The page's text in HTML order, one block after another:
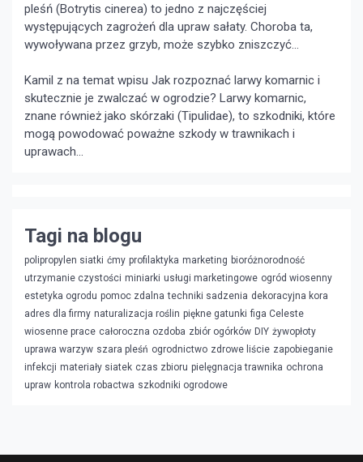
pleśń (Botrytis cinerea) to jedno z najczęściej
występujących zagrożeń dla upraw sałaty. Choroba ta,
wywoływana przez grzyb, może szybko zniszczyć...
Kamil z na temat wpisu Jak rozpoznać larwy komarnic i
skutecznie je zwalczać w ogrodzie? Larwy komarnic,
znane również jako skórzaki (Tipulidae), to szkodniki, które
mogą powodować poważne szkody w trawnikach i
uprawach...
Tagi na blogu
polipropylen siatki ćmy profilaktyka marketing bioróżnorodność
utrzymanie czystości miniarki usługi marketingowe ogród wiosenny
estetyka ogrodu pomoc zdalna techniki sadzenia dekoracyjna kora
adres dla firmy naturalizacja roślin piękne gatunki figa Celeste
wiosenne prace całoroczna ozdoba zbiór ogórków DIY żywopłoty
uprawa warzyw szara pleśń ogrodnictwo zdrowe liście zapobieganie
infekcji materiały siatek czas zbioru pielęgnacja trawnika ochrona
upraw kontrola robactwa szkodniki ogrodowe